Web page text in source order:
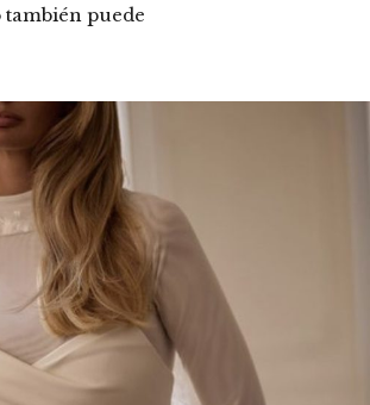
también puede
READ MORE